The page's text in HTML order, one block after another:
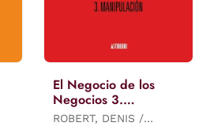
El Negocio de los
Negocios 3.
Manipulación
ROBERT, DENIS /